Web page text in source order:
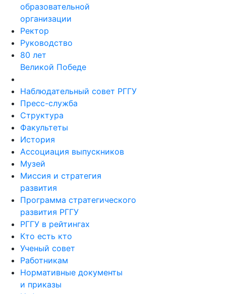
образовательной
организации
Ректор
Руководство
80 лет
Великой Победе
Наблюдательный совет РГГУ
Пресс-служба
Структура
Факультеты
История
Ассоциация выпускников
Музей
Миссия и стратегия
развития
Программа стратегического
развития РГГУ
РГГУ в рейтингах
Кто есть кто
Ученый совет
Работникам
Нормативные документы
и приказы